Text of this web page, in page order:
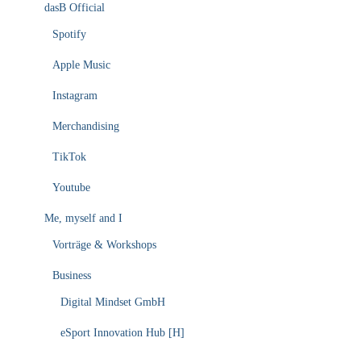
dasB Official
Spotify
Apple Music
Instagram
Merchandising
TikTok
Youtube
Me, myself and I
Vorträge & Workshops
Business
Digital Mindset GmbH
eSport Innovation Hub [H]